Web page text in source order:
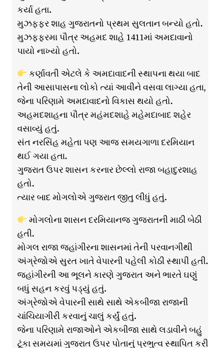
કર્યા હતા.
મુઝફ્ફર શાહ ગુજરાતનો પ્રથમ સુલતાન બન્યો હતો.
મુઝફ્ફરમા પૌત્ર અહમદ શાહે 1411માં અમદાવાનો
પાયો નાખ્યો હતો.
કર્ણાવતી એટલે કે અમદાવાદની સ્થાપના થયા બાદ
તેની આસાપાસના લોકો ત્યાં આવીને વસવા લાગ્યા હતા,
જેના પરિણામે અમદાવાદનો વિકાસ થયો હતો.
અહમદશાહના પૌત્ર મહંમદશાહે મહેમદાબાદ શહેર
વસાવ્યું હતું.
સંત નરસિંહ મહેતા પણ આજ સમયગાળા દરમિયાન
થઈ ગયા હતા.
ગુજરાત ઉપર શાસન કરનાર છેલ્લો રાજા બહાદુરશાહ
હતો.
ત્યાર બાદ મોગલોએ ગુજરાત જીતુ લીધું હતું.
મોગલોના શાસન દરમિયાનજ ગુજરાતની માઠી બેઠી
હતી.
મોગલ રાજા જહાંગીરના શાસનમાં તેની પરવાનગીથી
અંગ્રેજોએ સુરત ખાતે વેપારની પહેલી કોઠી સ્થાપી હતી.
જહાંગીરની આ ભૂલને કારણે ગુજરાત અને ભારતે ઘણું
બધું સહન કરવું પડ્યું હતું.
અંગ્રેજોએ વેપારની સાથે સાથે એકબીજા રાજાની
ચાંચિયાગીરી કરવાનું ચાલું કર્યું હતું.
જેના પરિણામે રાજાઓને એકબીજા સાથે લડાવીને બહું
ટૂંકા સમયમાં ગુજરાત ઉપર પોતાનું પ્રભુત્વ સ્થાપિત કરી